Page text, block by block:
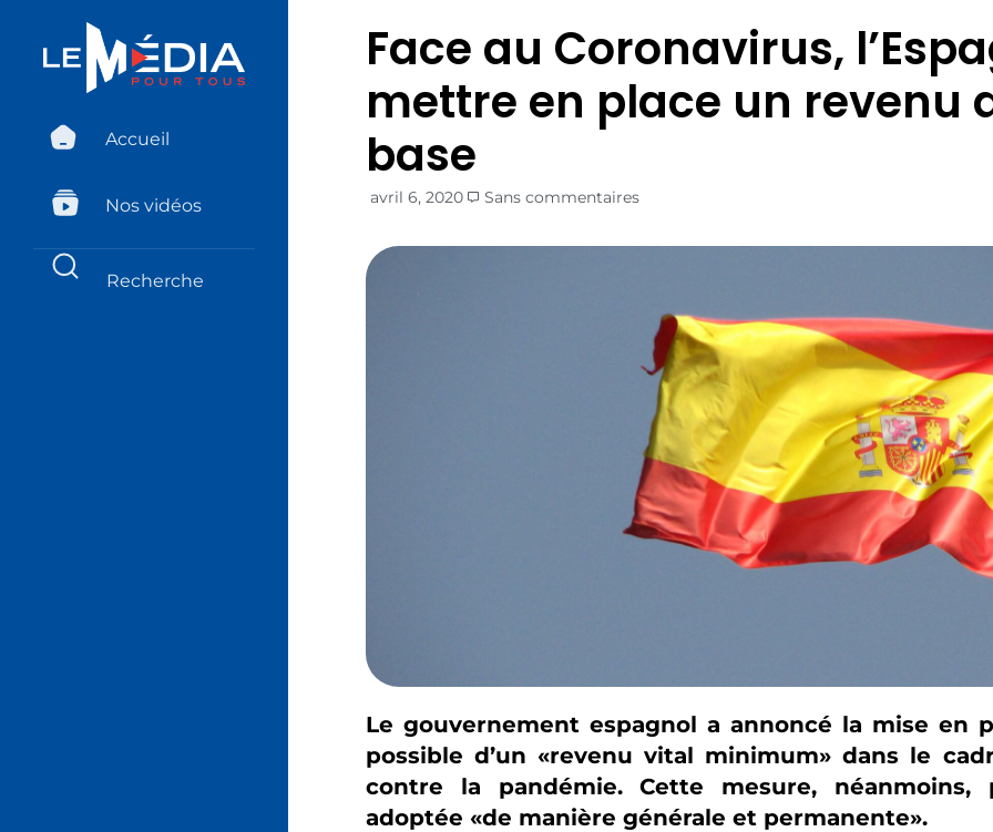
Accueil
Nos vidéos
Face au Coronavirus,
mettre en place un revenu
base
avril 6, 2020 Sans commentaires
Le gouvernement espagnol a annoncé la mise en
possible d’un «revenu vital minimum» dans le
contre la pandémie. Cette mesure, néanmoins,
adoptée «de manière générale et permanente».